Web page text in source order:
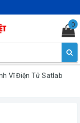
0
Vĩ Điện Tử Satlab